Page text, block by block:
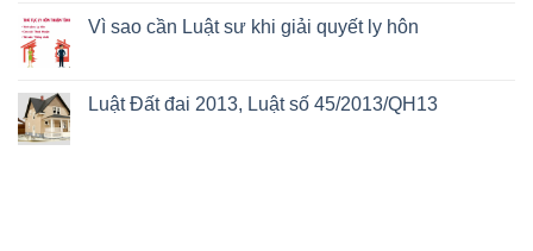
Vì sao cần Luật sư khi giải quyết ly hôn
Luật Đất đai 2013, Luật số 45/2013/QH13